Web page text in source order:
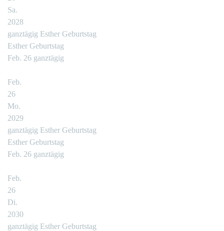
Sa.
2028
ganztägig Esther Geburtstag
Esther Geburtstag
Feb. 26 ganztägig
Feb.
26
Mo.
2029
ganztägig Esther Geburtstag
Esther Geburtstag
Feb. 26 ganztägig
Feb.
26
Di.
2030
ganztägig Esther Geburtstag